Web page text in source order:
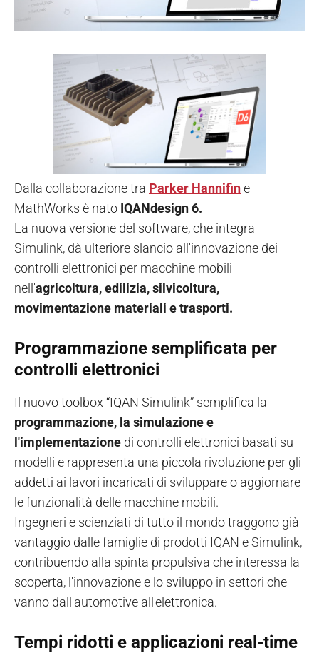
Dalla collaborazione tra Parker Hannifine
MathWorks è nato IQANdesign 6.
La nuova versione del software, che integra
Simulink, dà ulteriore slancio all'innovazione dei
controlli elettronici per macchine mobili
nell'agricoltura, edilizia, silvicoltura,
movimentazione materiali e trasporti.
Programmazione semplificata per
controlli elettronici
Il nuovo toolbox “IQAN Simulink” semplifica la
programmazione, la simulazione e
l'implementazione di controlli elettronici basati su
modelli e rappresenta una piccola rivoluzione per gli
addetti ai lavori incaricati di sviluppare o aggiornare
le funzionalità delle macchine mobili.
Ingegneri e scienziati di tutto il mondo traggono già
vantaggio dalle famiglie di prodotti IQAN e Simulink,
contribuendo alla spinta propulsiva che interessa la
scoperta, l'innovazione e lo sviluppo in settori che
vanno dall'automotive all'elettronica.
Tempi ridotti e applicazioni real-time